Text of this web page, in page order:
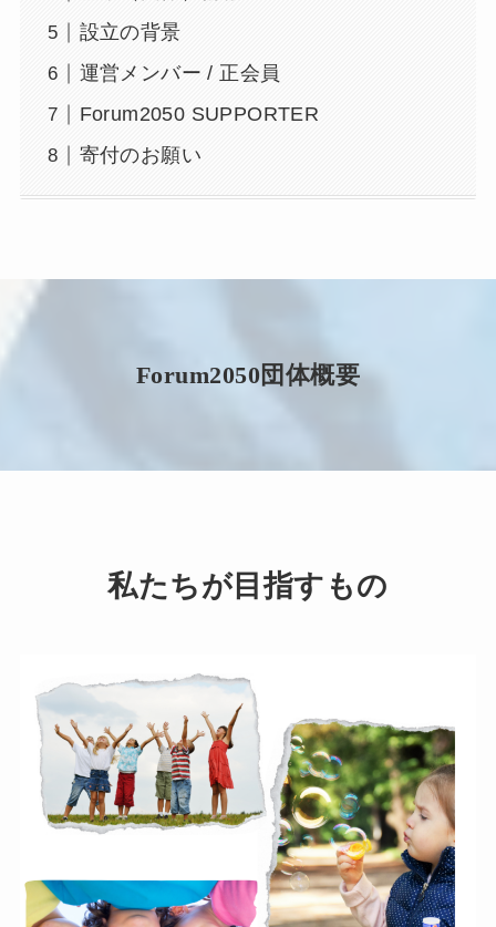
設立の背景
運営メンバー / 正会員
Forum2050 SUPPORTER
寄付のお願い
Forum2050団体概要
私たちが目指すもの